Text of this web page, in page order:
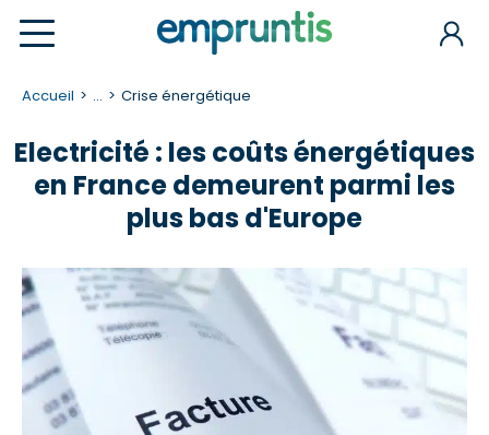
Accueil ... Crise énergétique
Electricité : les coûts énergétiques
en France demeurent parmi les
plus bas d'Europe